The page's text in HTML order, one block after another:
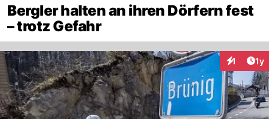
Bergler halten an ihren Dörfern fest
– trotz Gefahr
1 1y